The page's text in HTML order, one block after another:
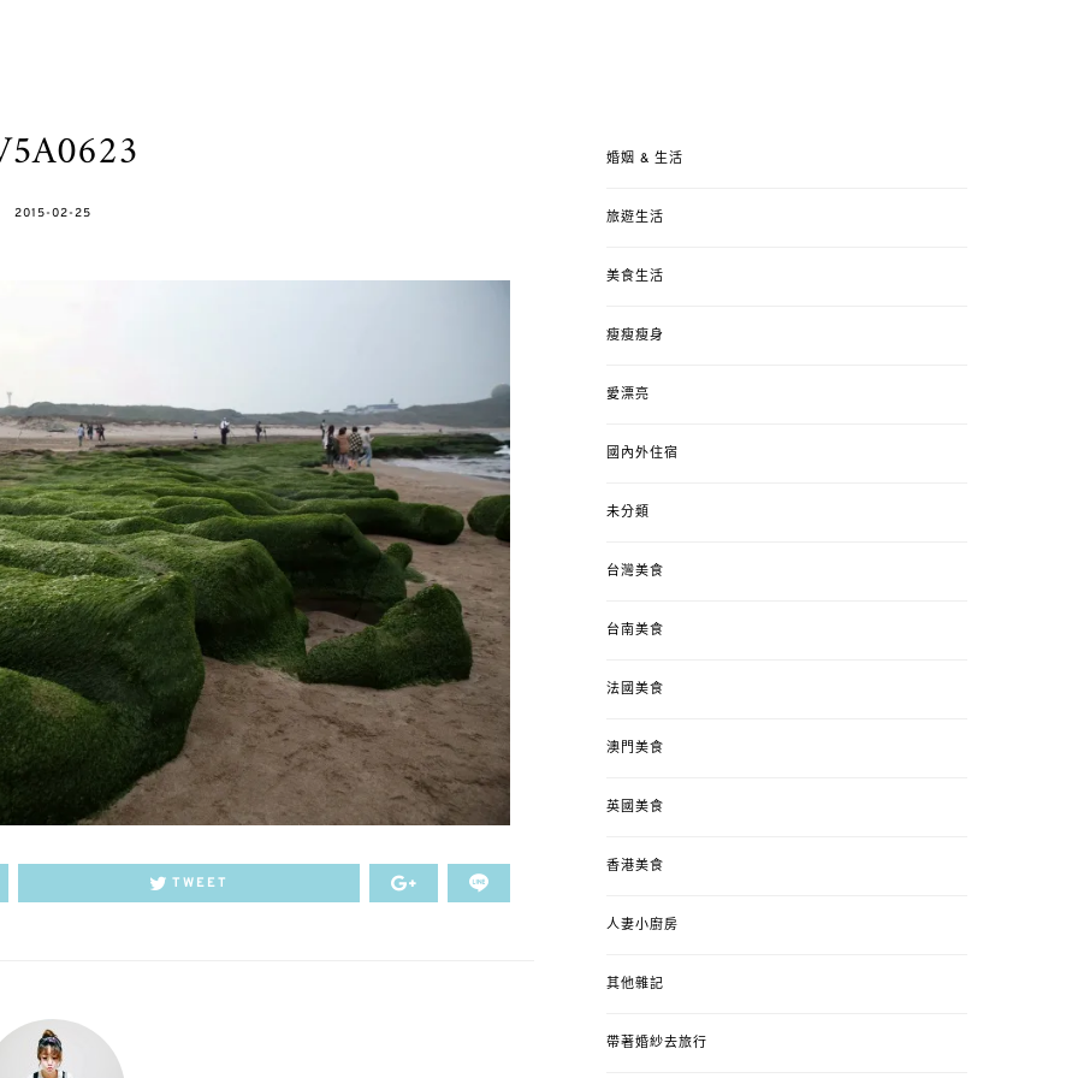
POSTED
2015-02-25
TWEET
婚姻 & 生活
旅遊生活
美食生活
瘦瘦瘦身
愛漂亮
國內外住宿
未分類
台灣美食
台南美食
法國美食
澳門美食
英國美食
香港美食
人妻小廚房
其他雜記
帶著婚紗去旅行